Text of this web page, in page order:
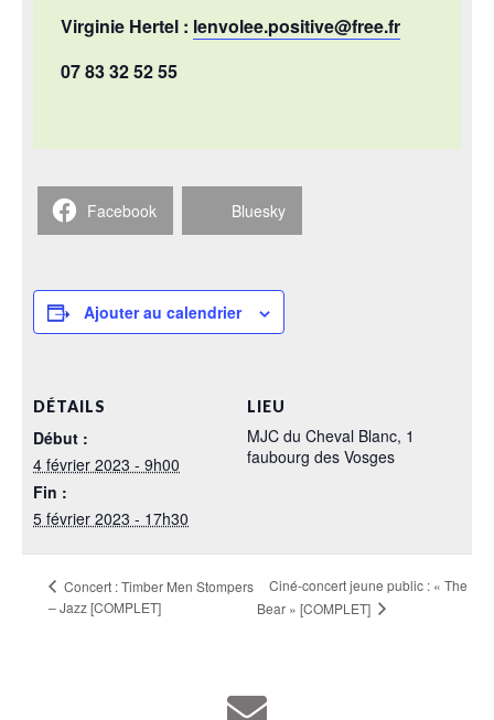
Virginie Hertel : lenvolee.positive@free.fr
07 83 32 52 55
Facebook Bluesky
Ajouter au calendrier
DÉTAILS
Début :
4 février 2023 - 9h00
Fin :
5 février 2023 - 17h30
LIEU
MJC du Cheval Blanc, 1
faubourg des Vosges
Concert : Timber Men Stompers
– Jazz [COMPLET]
Ciné-concert jeune public : « The
Bear » [COMPLET]